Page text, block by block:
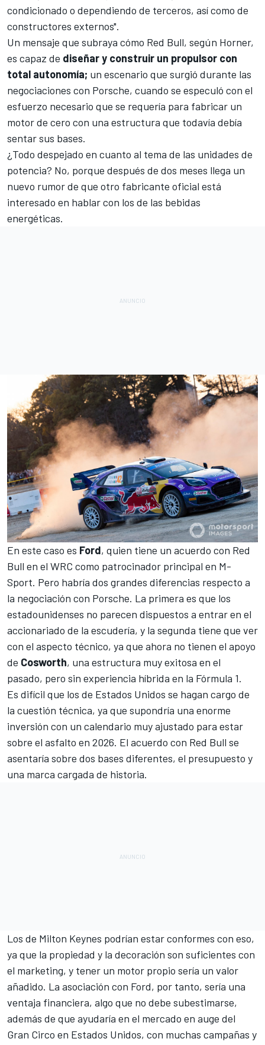
condicionado o dependiendo de terceros, así como de
constructores externos".
Un mensaje que subraya cómo Red Bull, según Horner,
es capaz de diseñar y construir un propulsor con
total autonomía; un escenario que surgió durante las
negociaciones con Porsche, cuando se especuló con el
esfuerzo necesario que se requería para fabricar un
motor de cero con una estructura que todavía debía
sentar sus bases.
¿Todo despejado en cuanto al tema de las unidades de
potencia? No, porque después de dos meses llega un
nuevo rumor de que otro fabricante oficial está
interesado en hablar con los de las bebidas
energéticas.
En este caso es Ford, quien tiene un acuerdo con Red
Bull en el WRC como patrocinador principal en M-
Sport. Pero habría dos grandes diferencias respecto a
la negociación con Porsche. La primera es que los
estadounidenses no parecen dispuestos a entrar en el
accionariado de la escudería, y la segunda tiene que ver
con el aspecto técnico, ya que ahora no tienen el apoyo
de Cosworth, una estructura muy exitosa en el
pasado, pero sin experiencia híbrida en la Fórmula 1.
Es difícil que los de Estados Unidos se hagan cargo de
la cuestión técnica, ya que supondría una enorme
inversión con un calendario muy ajustado para estar
sobre el asfalto en 2026. El acuerdo con Red Bull se
asentaría sobre dos bases diferentes, el presupuesto y
una marca cargada de historia.
Los de Milton Keynes podrían estar conformes con eso,
ya que la propiedad y la decoración son suficientes con
el marketing, y tener un motor propio sería un valor
añadido. La asociación con Ford, por tanto, sería una
ventaja financiera, algo que no debe subestimarse,
además de que ayudaría en el mercado en auge del
Gran Circo en Estados Unidos, con muchas campañas y